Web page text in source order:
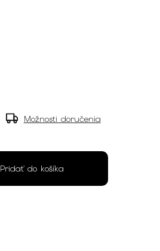
Možnosti doručenia
Pridať do košíka